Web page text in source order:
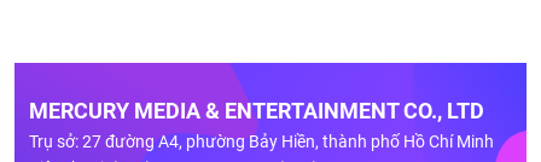
MERCURY MEDIA & ENTERTAINMENT CO., LTD
Trụ sở: 27 đường A4, phường Bảy Hiền, thành phố Hồ Chí Minh